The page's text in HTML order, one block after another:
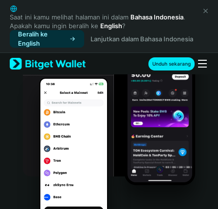
English
日本語
Tiếng Việt
Русский
Español (Latinoamérica)
Türkçe
Italiano
Português (Portugal)
Bahasa Indonesia
Português (Brasil)
Saat ini kamu melihat halaman ini dalam Bahasa Indonesia.
Apakah kamu ingin beralih ke English?
Beralih ke
English
Lanjutkan dalam Bahasa Indonesia
Unduh sekarang